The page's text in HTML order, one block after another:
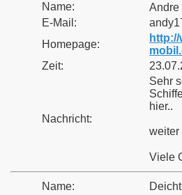
Name:
Andre
E-Mail:
Homepage:
Zeit:
Nachricht:
Sehr
hier..
weiter
Viele
Name: